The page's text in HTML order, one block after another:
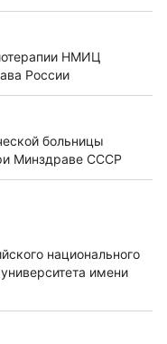
НМИЦ
России
больницы
Минздраве СССР
национального
имени